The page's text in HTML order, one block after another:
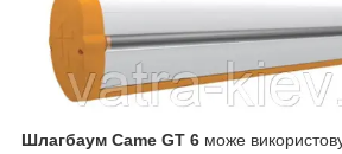
Шлагбаум Came GT 6 може